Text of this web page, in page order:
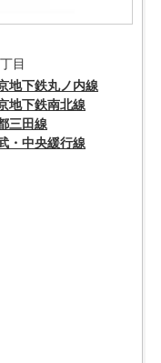
目
地下鉄丸ノ内線
地下鉄南北線
三田線
・中央緩行線